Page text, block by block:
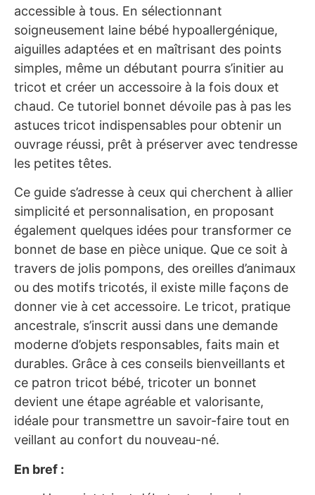
accessible à tous. En sélectionnant
soigneusement laine bébé hypoallergénique,
aiguilles adaptées et en maîtrisant des points
simples, même un débutant pourra s’initier au
tricot et créer un accessoire à la fois doux et
chaud. Ce tutoriel bonnet dévoile pas à pas les
astuces tricot indispensables pour obtenir un
ouvrage réussi, prêt à préserver avec tendresse
les petites têtes.
Ce guide s’adresse à ceux qui cherchent à allier
simplicité et personnalisation, en proposant
également quelques idées pour transformer ce
bonnet de base en pièce unique. Que ce soit à
travers de jolis pompons, des oreilles d’animaux
ou des motifs tricotés, il existe mille façons de
donner vie à cet accessoire. Le tricot, pratique
ancestrale, s’inscrit aussi dans une demande
moderne d’objets responsables, faits main et
durables. Grâce à ces conseils bienveillants et
ce patron tricot bébé, tricoter un bonnet
devient une étape agréable et valorisante,
idéale pour transmettre un savoir-faire tout en
veillant au confort du nouveau-né.
En bref :